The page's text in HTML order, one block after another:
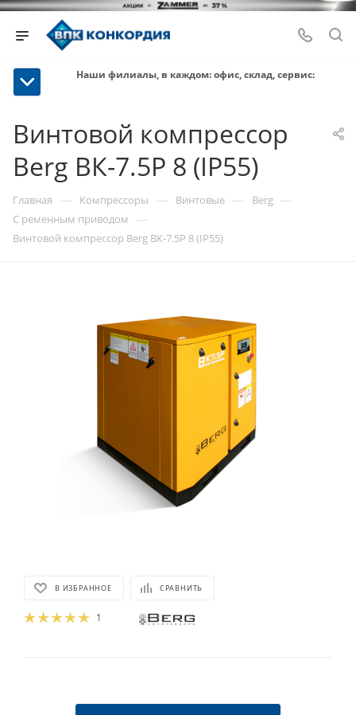
Наши филиалы, в каждом: офис, склад, сервис:
Винтовой компрессор
Berg ВК-7.5Р 8 (IP55)
Главная — Компрессоры — Винтовые — Berg —
С ременным приводом —
Винтовой компрессор Berg ВК-7.5Р 8 (IP55)
В ИЗБРАННОЕ СРАВНИТЬ
1